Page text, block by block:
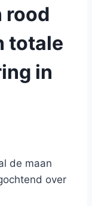
rood
totale
in
de maan
over